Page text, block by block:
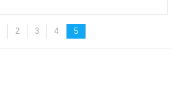
2 3 4 5